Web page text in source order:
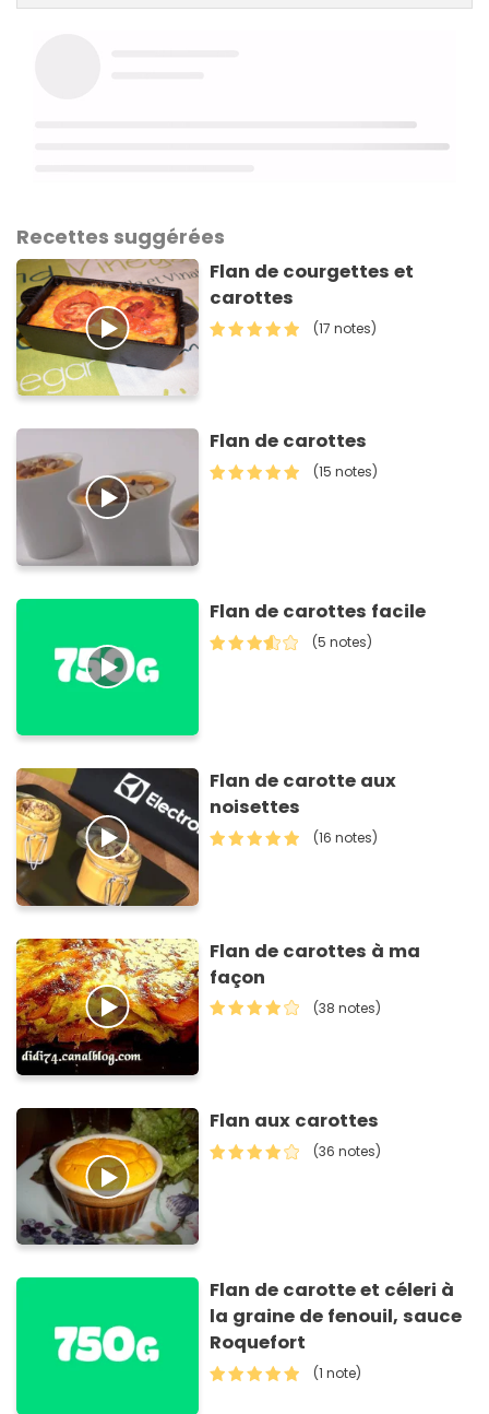
Recettes suggérées
Flan de courgettes et
carottes
(17 notes)
Flan de carottes
(15 notes)
Flan de carottes facile
(5 notes)
Flan de carotte aux
noisettes
(16 notes)
Flan de carottes à ma
façon
(38 notes)
Flan aux carottes
(36 notes)
Flan de carotte et céleri à
la graine de fenouil, sauce
Roquefort
(1 note)